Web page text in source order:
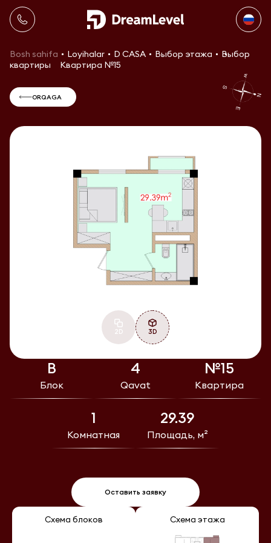
Bosh sahifa Loyihalar D CASA Выбор этажа
Выбор
квартиры
Квартира №15
В
Блок
4
Qavat
№15
Квартира
1
Комнатная
29.39
Площадь, м²
Оставить заявку
2D 3D
Схема блоков Схема этажа
ORQAGA